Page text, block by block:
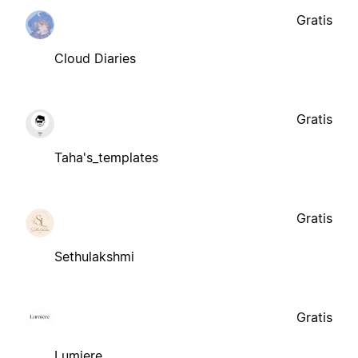
Cloud Diaries
Gratis
Taha's_templates
Gratis
Sethulakshmi
Gratis
Gratis